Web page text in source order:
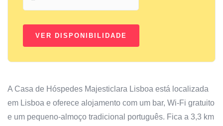
A Casa de Hóspedes Majesticlara Lisboa está localizada
em Lisboa e oferece alojamento com um bar, Wi-Fi gratuito
e um pequeno-almoço tradicional português. Fica a 3,3 km